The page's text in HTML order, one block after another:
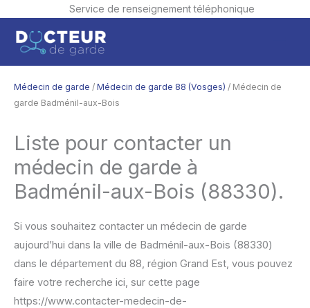
Service de renseignement téléphonique
contenu
Médecin de garde / Médecin de garde 88 (Vosges) / Médecin de
garde Badménil-aux-Bois
Liste pour contacter un
médecin de garde à
Badménil-aux-Bois (88330).
Si vous souhaitez contacter un médecin de garde
aujourd’hui dans la ville de Badménil-aux-Bois (88330)
dans le département du 88, région Grand Est, vous pouvez
faire votre recherche ici, sur cette page
https://www.contacter-medecin-de-